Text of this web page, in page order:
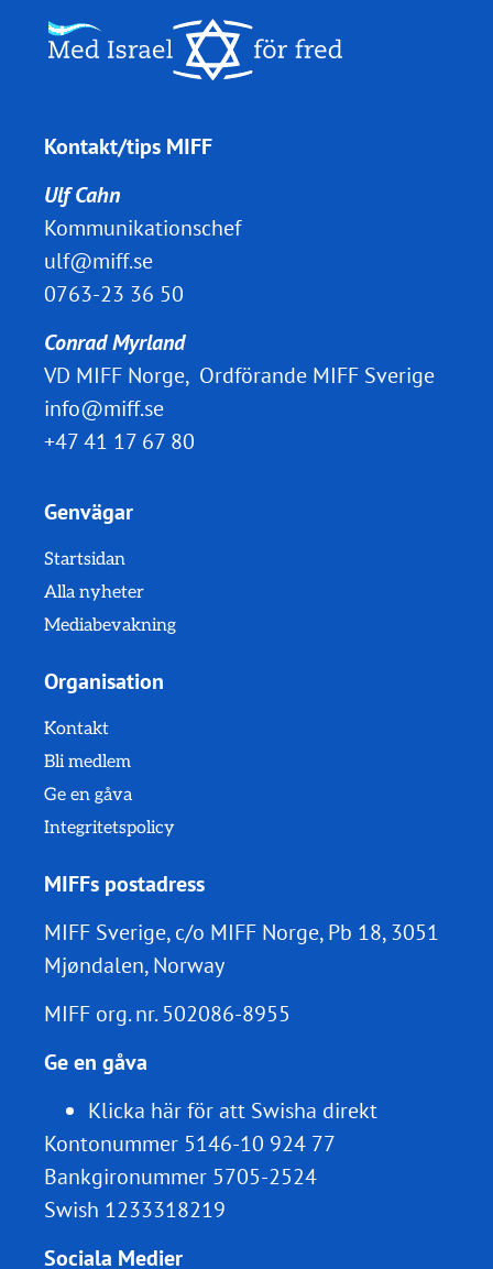
Kontakt/tips MIFF
Ulf Cahn
Kommunikationschef
ulf@miff.se
0763-23 36 50
Conrad Myrland
VD MIFF Norge, Ordförande MIFF Sverige
info@miff.se
+47 41 17 67 80
Genvägar
Startsidan
Alla nyheter
Mediabevakning
Organisation
Kontakt
Bli medlem
Ge en gåva
Integritetspolicy
MIFFs postadress
MIFF Sverige, c/o MIFF Norge, Pb 18, 3051
Mjøndalen, Norway
MIFF org. nr.502086-8955
Ge en gåva
Klicka här för att Swisha direkt
Kontonummer 5146-10 924 77
Bankgironummer 5705-2524
Swish 1233318219
Sociala Medier